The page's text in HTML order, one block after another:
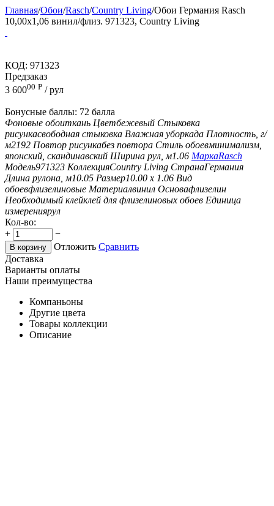
Главная/Обои/Rasch/Country Living/Обои Германия Rasch
10,00x1,06 винил/флиз. 971323, Country Living
КОД: 971323
Предзаказ
3 60000 Р / рул
Бонусные баллы: 72 балла
Фоновые обоиткань Цветбежевый Стыковка
рисункасвободная стыковка Влажная уборкада Плотность, г/
м2192 Повтор рисункабез повтора Стиль обоевминимализм,
японский, скандинавский Ширина рул, м1.06 МаркаRasch
Модель971323 КоллекцияCountry Living СтранаГермания
Длина рулона, м10.05 Размер10.00 х 1.06 Вид
обоевфлизелиновые Материалвинил Основафлизелин
Необходимый клейклей для флизелиновых обоев Единица
измерениярул
Кол-во:
+
−
В корзину Отложить Сравнить
Доставка
Варианты оплаты
Наши преимущества
Компаньоны
Другие цвета
Товары коллекции
Описание